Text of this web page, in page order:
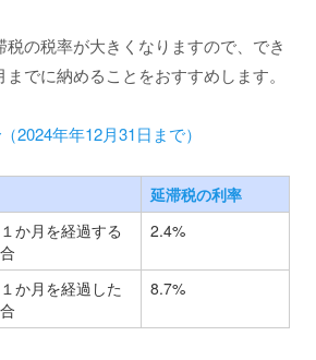
税の税率が大きくなりますので、でき
でに納めることをおすすめします。
（2024年年12月31日まで）
延滞税の利率
か月を経過する
2.4%
か月を経過した
8.7%